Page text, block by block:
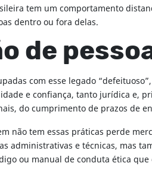
tem um comportamento
dentro ou fora delas.
de
com esse legado
e confiança, tanto jurídica e,
do cumprimento de prazos de
não tem essas práticas perde
administrativas e técnicas, mas
ou manual de conduta ética